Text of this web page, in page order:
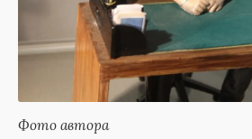
Фото автора